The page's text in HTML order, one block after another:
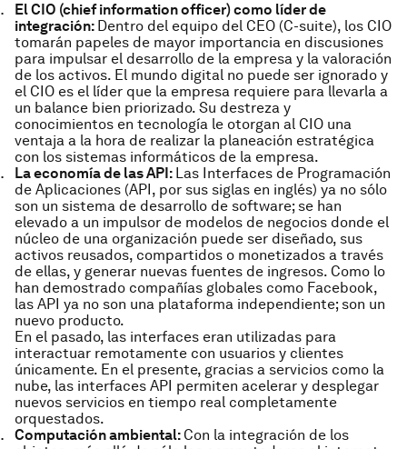
El CIO (chief information officer) como líder de
integración: Dentro del equipo del CEO (C-suite), los CIO
tomarán papeles de mayor importancia en discusiones
para impulsar el desarrollo de la empresa y la valoración
de los activos. El mundo digital no puede ser ignorado y
el CIO es el líder que la empresa requiere para llevarla a
un balance bien priorizado. Su destreza y
conocimientos en tecnología le otorgan al CIO una
ventaja a la hora de realizar la planeación estratégica
con los sistemas informáticos de la empresa.
La economía de las API: Las Interfaces de Programación
de Aplicaciones (API, por sus siglas en inglés) ya no sólo
son un sistema de desarrollo de software; se han
elevado a un impulsor de modelos de negocios donde el
núcleo de una organización puede ser diseñado, sus
activos reusados, compartidos o monetizados a través
de ellas, y generar nuevas fuentes de ingresos. Como lo
han demostrado compañías globales como Facebook,
las API ya no son una plataforma independiente; son un
nuevo producto.
En el pasado, las interfaces eran utilizadas para
interactuar remotamente con usuarios y clientes
únicamente. En el presente, gracias a servicios como la
nube, las interfaces API permiten acelerar y desplegar
nuevos servicios en tiempo real completamente
orquestados.
Computación ambiental: Con la integración de los